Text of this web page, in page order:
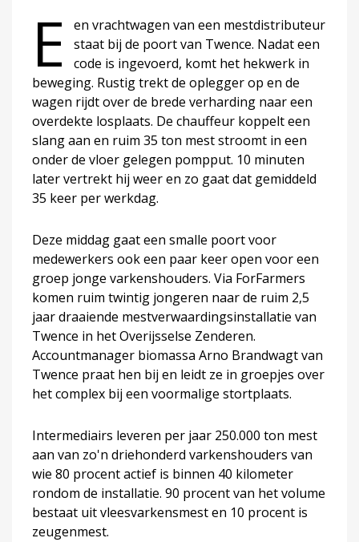
E
en vrachtwagen van een mestdistributeur
staat bij de poort van Twence. Nadat een
code is ingevoerd, komt het hekwerk in
beweging. Rustig trekt de oplegger op en de
wagen rijdt over de brede verharding naar een
overdekte losplaats. De chauffeur koppelt een
slang aan en ruim 35 ton mest stroomt in een
onder de vloer gelegen pompput. 10 minuten
later vertrekt hij weer en zo gaat dat gemiddeld
35 keer per werkdag.
Deze middag gaat een smalle poort voor
medewerkers ook een paar keer open voor een
groep jonge varkenshouders. Via ForFarmers
komen ruim twintig jongeren naar de ruim 2,5
jaar draaiende mestverwaardingsinstallatie van
Twence in het Overijsselse Zenderen.
Accountmanager biomassa Arno Brandwagt van
Twence praat hen bij en leidt ze in groepjes over
het complex bij een voormalige stortplaats.
Intermediairs leveren per jaar 250.000 ton mest
aan van zo'n driehonderd varkenshouders van
wie 80 procent actief is binnen 40 kilometer
rondom de installatie. 90 procent van het volume
bestaat uit vleesvarkensmest en 10 procent is
zeugenmest.